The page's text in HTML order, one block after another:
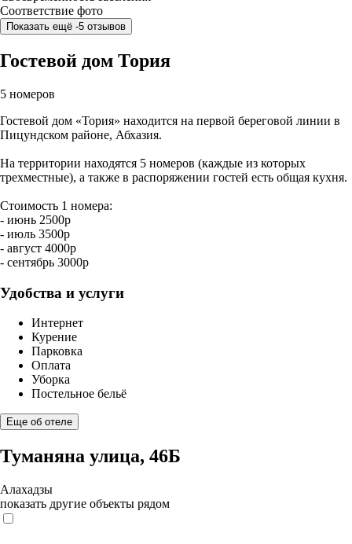
Соответствие фото
Показать ещё -5 отзывов
Гостевой дом Тория
5 номеров
Гостевой дом «Тория» находится на первой береговой линии в
Пицундском районе, Абхазия.
На территории находятся 5 номеров (каждые из которых
трехместные), а также в распоряжении гостей есть общая кухня.
Стоимость 1 номера:
- июнь 2500р
- июль 3500р
- август 4000р
- сентябрь 3000р
Удобства и услуги
Интернет
Курение
Парковка
Оплата
Уборка
Постельное бельё
Еще об отеле
Туманяна улица, 46Б
Алахадзы
показать другие объекты рядом